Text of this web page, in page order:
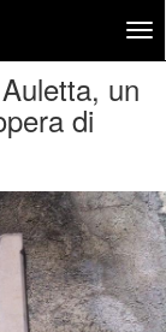
un
di